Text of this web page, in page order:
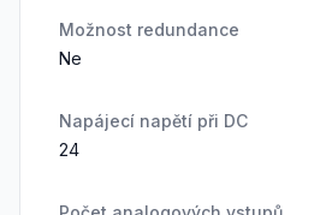
Možnost redundance
Ne
Napájecí napětí při DC
24